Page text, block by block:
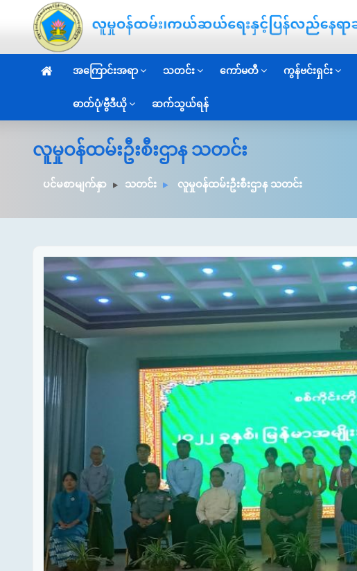
အကြောင်းအရာ သတင်း ကော်မတီ ကွန်ဗင်းရှင်း
ဓာတ်ပုံ/ဗွီဒီယို ဆက်သွယ်ရန်
လူမှုဝန်ထမ်းဦးစီးဌာန သတင်း
ပင်မစာမျက်နှာ သတင်း လူမှုဝန်ထမ်းဦးစီးဌာန သတင်း